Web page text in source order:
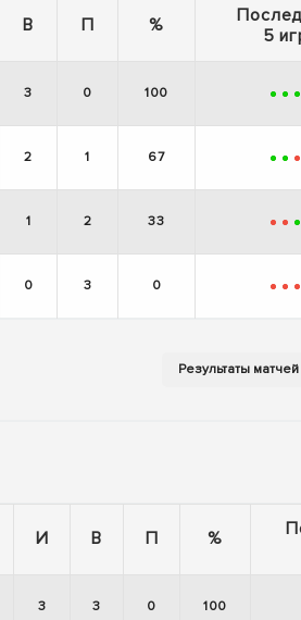
В П %
5
3 0 100 + + +
2 1 67 + + -
1 2 33 - - +
0 3 0 - - -
И В П %
3 3 0 100